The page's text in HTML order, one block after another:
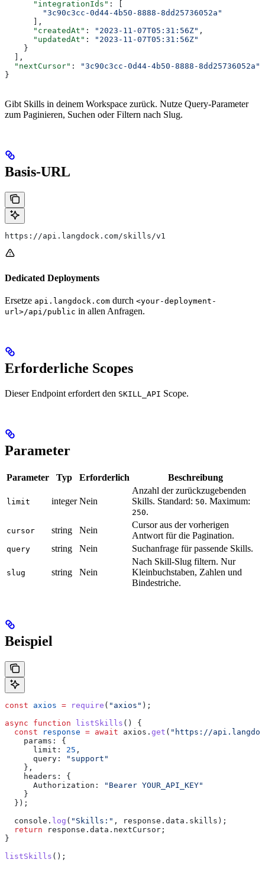
      "integrationIds"
: [
        "3c90c3cc-0d44-4b50-8888-8dd25736052a"
      ],
      "createdAt"
: "2023-11-07T05:31:56Z" ,
      "updatedAt"
:
"2023-11-07T05:31:56Z"
    }
  ],
  "nextCursor"
:
"3c90c3cc-0d44-4b50-8888-8dd25736052a"
}
Gibt Skills in deinem Workspace zurück. Nutze Query-Parameter
zum Paginieren, Suchen oder Filtern nach Slug.
Basis-URL
https://api.langdock.com/skills/v1
Dedicated Deployments
Ersetze api.langdock.com durch <your-deployment-
url>/api/public in allen Anfragen.
Erforderliche Scopes
Dieser Endpoint erfordert den SKILL_API Scope.
Parameter
Parameter Typ Erforderlich Beschreibung
limit integer Nein
Anzahl der zurückzugebenden
Skills. Standard: 50. Maximum:
250.
cursor string Nein
Cursor aus der vorherigen
Antwort für die Pagination.
query string Nein Suchanfrage für passende Skills.
slug string Nein
Nach Skill-Slug filtern. Nur
Kleinbuchstaben, Zahlen und
Bindestriche.
Beispiel
const axios = require ( "axios" );
async function listSkills () {
  const
response = await axios . get ( "https://
    params:
{
      limit:
25 ,
      query:
"support"
    },
    headers:
{
      Authorization:
"Bearer YOUR_API_KEY"
    }
  });
  console
. log ( "Skills:" , response . data . skills );
  return
response . data . nextCursor ;
}
listSkills ();